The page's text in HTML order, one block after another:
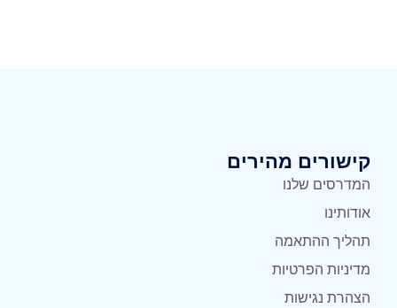
קישורים מהירים
המדרסים שלנו
אודותינו
תהליך ההתאמה
מדיניות הפרטיות
הצהרת נגישות